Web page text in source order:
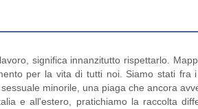
significa innanzitutto rispettarlo.
per la vita di tutti noi. Siamo stati
minorile, una piaga che ancora
e all'estero, pratichiamo la raccolta